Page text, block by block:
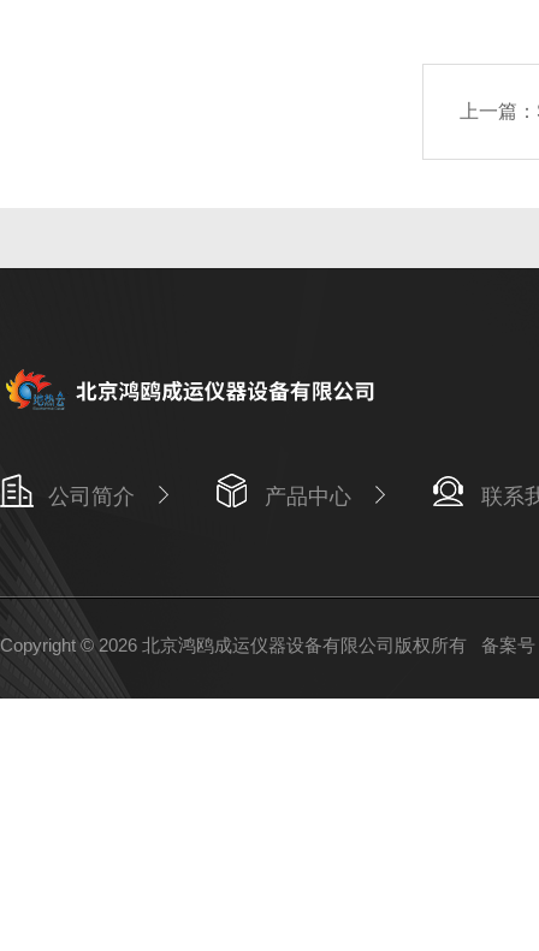
上一篇：
公司简介 产品中心 联系
Copyright © 2026 北京鸿鸥成运仪器设备有限公司版权所有 备案号